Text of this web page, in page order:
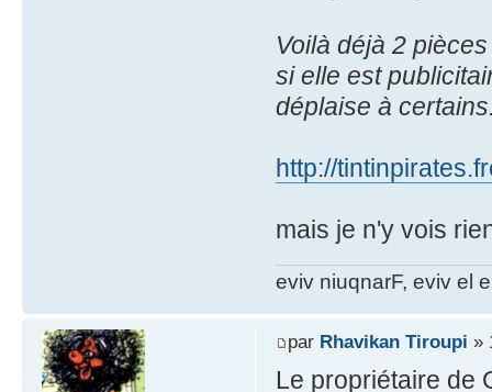
Voilà déjà 2
si elle est
déplaise à
http://
mais je n'y vois
eviv niuqnarF, eviv el
par Rhavikan Tiroupi »
Le propriétaire de